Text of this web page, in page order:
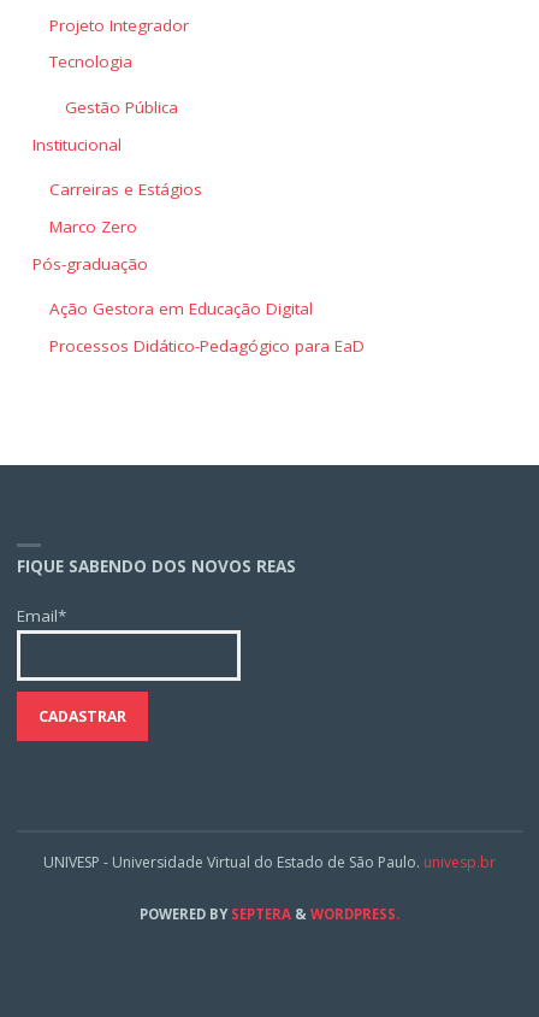
Projeto Integrador
Tecnologia
Gestão Pública
Institucional
Carreiras e Estágios
Marco Zero
Pós-graduação
Ação Gestora em Educação Digital
Processos Didático-Pedagógico para EaD
FIQUE SABENDO DOS NOVOS REAS
Email*
UNIVESP - Universidade Virtual do Estado de São Paulo. univesp.br
POWERED BYSEPTERA & WORDPRESS.